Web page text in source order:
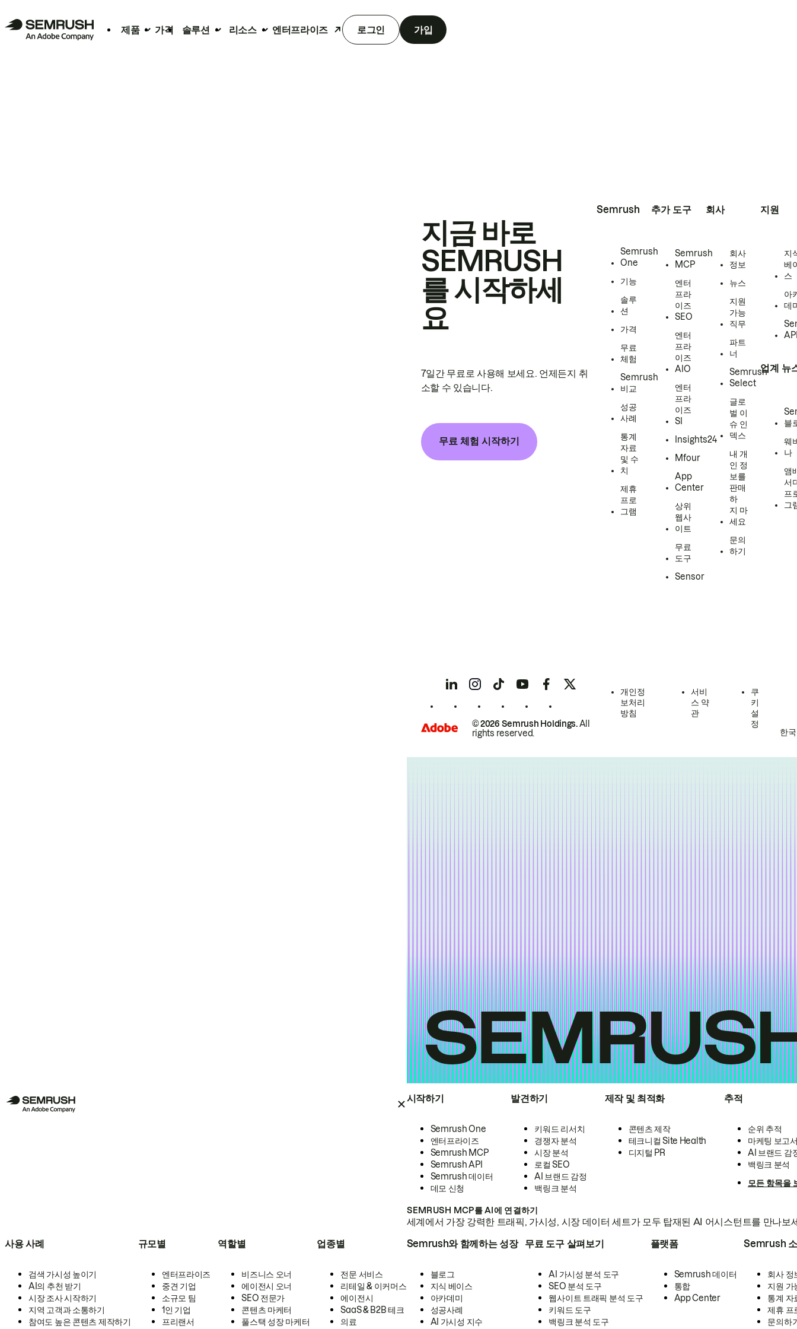
제품 가격 솔루션 리소스 엔터프라이즈 로그인 가입
시작하기
Semrush One
엔터프라이즈
Semrush MCP
Semrush API
Semrush 데이터
데모 신청
발견하기
키워드 리서치
경쟁자 분석
시장 분석
로컬 SEO
AI 브랜드 감정
백링크 분석
제작 및 최적화
콘텐츠 제작
테크니컬 Site Health
디지털 PR
추적
순위 추적
마케팅 보고
AI 브랜드 감
백링크 분석
모든 항목을
SEMRUSH MCP를 AI에 연결하기
세계에서 가장 강력한 트래픽, 가시성, 시장 데이터 세트가 모두 탑재된 AI 어시스턴트를 만나보
사용 사례
검색 가시성 높이기
AI의 추천 받기
시장 조사 시작하기
지역 고객과 소통하기
참여도 높은 콘텐츠 제작하기
규모별
엔터프라이즈
중견 기업
소규모 팀
1인 기업
프리랜서
역할별
비즈니스 오너
에이전시 오너
SEO 전문가
콘텐츠 마케터
풀스택 성장 마케터
업종별
전문 서비스
리테일 & 이커머스
에이전시
SaaS & B2B 테크
의료
Semrush와 함께하는 성장
블로그
지식 베이스
아카데미
성공사례
AI 가시성 지수
무료 도구 살펴보기
AI 가시성 분석 도구
SEO 분석 도구
웹사이트 트래픽 분석 도구
키워드 도구
백링크 분석 도구
플랫폼
Semrush 데이터
통합
App Center
Semrush
회사 정
지원 가
통계 자
제휴 프
문의하
지금 바로
SEMRUSH
를 시작하세
요
7일간 무료로 사용해 보세요. 언제든지 취
소할 수 있습니다.
무료 체험 시작하기
Semrush
Semrush
One
기능
솔루
션
가격
무료
체험
Semrush
비교
성공
사례
통계
자료
및 수
치
제휴
프로
그램
추가 도구
Semrush
MCP
엔터
프라
이즈
SEO
엔터
프라
이즈
AIO
엔터
프라
이즈
SI
Insights24
Mfour
App
Center
상위
웹사
이트
무료
도구
Sensor
회사
회사
정보
뉴스
지원
가능
직무
파트
너
Semrush
Select
글로
벌 이
슈 인
덱스
내 개
인 정
보를
판매
하
지 마
세요
문의
하기
지원
지
베
스
아
데
업계 뉴
블
웨
나
앰
서
프
그
© 2026 Semrush Holdings.All
rights reserved.
개인정
보처리
방침
서비
스 약
관
쿠
키
설
정
한